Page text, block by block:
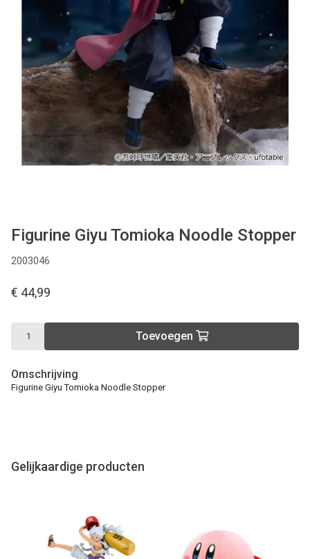
Used
Accessoires
Board Games
Cadeaubon
Figurine Giyu Tomioka Noodle Stopper
2003046
€ 44,99
Toevoegen
Omschrijving
Figurine Giyu Tomioka Noodle Stopper
Gelijkaardige producten